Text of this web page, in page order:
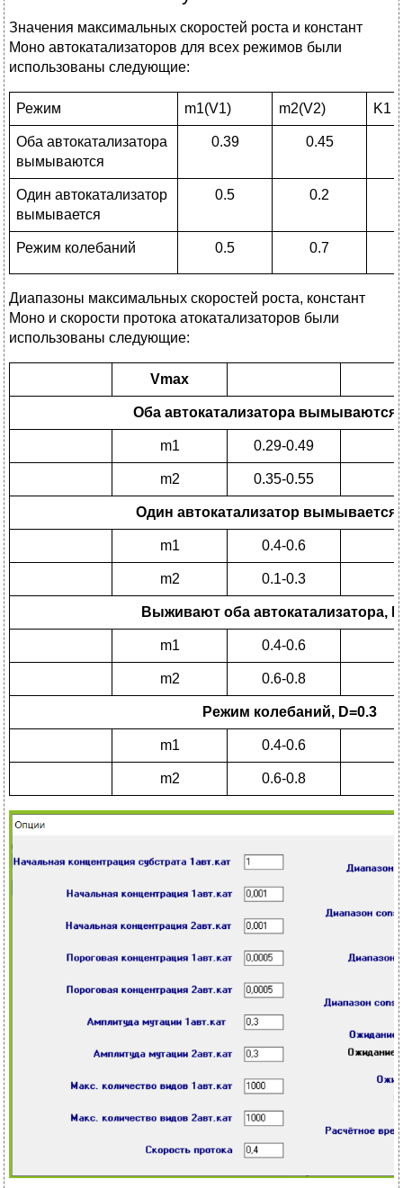
Значения максимальных скоростей роста и констант
Моно автокатализаторов для всех режимов были
использованы следующие:
Режим m1(V1) m2(V2) K1
Оба автокатализатора
вымываются
0.39 0.45
Один автокатализатор
вымывается
0.5 0.2
Режим колебаний 0.5 0.7
Диапазоны максимальных скоростей роста, констант
Моно и скорости протока атокатализаторов были
использованы следующие:
Vmax
Оба автокатализатора вымываются,
m1 0.29-0.49
m2 0.35-0.55
Один автокатализатор вымывается,
m1 0.4-0.6
m2 0.1-0.3
Выживают оба автокатализатора,
m1 0.4-0.6
m2 0.6-0.8
Режим колебаний, D=0.3
m1 0.4-0.6
m2 0.6-0.8